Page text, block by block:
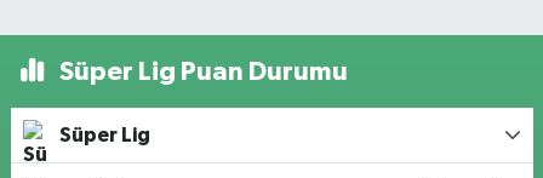
Süper Lig Puan Durumu
Süper Lig